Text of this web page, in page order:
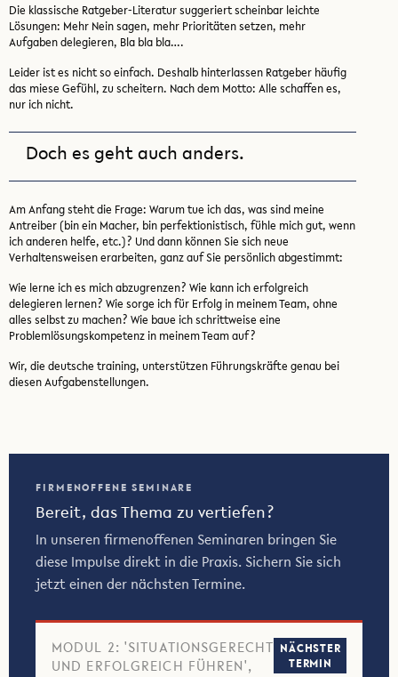
Die klassische Ratgeber-Literatur suggeriert scheinbar leichte
Lösungen: Mehr Nein sagen, mehr Prioritäten setzen, mehr
Aufgaben delegieren, Bla bla bla….
Leider ist es nicht so einfach. Deshalb hinterlassen Ratgeber häufig
das miese Gefühl, zu scheitern. Nach dem Motto: Alle schaffen es,
nur ich nicht.
Doch es geht auch anders.
Am Anfang steht die Frage: Warum tue ich das, was sind meine
Antreiber (bin ein Macher, bin perfektionistisch, fühle mich gut, wenn
ich anderen helfe, etc.)? Und dann können Sie sich neue
Verhaltensweisen erarbeiten, ganz auf Sie persönlich abgestimmt:
Wie lerne ich es mich abzugrenzen? Wie kann ich erfolgreich
delegieren lernen? Wie sorge ich für Erfolg in meinem Team, ohne
alles selbst zu machen? Wie baue ich schrittweise eine
Problemlösungskompetenz in meinem Team auf?
Wir, die deutsche training, unterstützen Führungskräfte genau bei
diesen Aufgabenstellungen.
FIRMENOFFENE SEMINARE
Bereit, das Thema zu vertiefen?
In unseren firmenoffenen Seminaren bringen Sie
diese Impulse direkt in die Praxis. Sichern Sie sich
jetzt einen der nächsten Termine.
MODUL 2: 'SITUATIONSGERECHT
UND ERFOLGREICH FÜHREN',
NÄCHSTER
TERMIN